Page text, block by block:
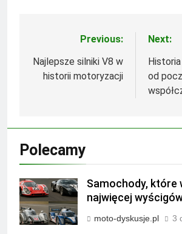
Nawigacja
wpisu
Previous:
Najlepsze silniki V8 w
historii motoryzacji
Next:
od
Polecamy
Samochody, które
najwięcej
moto-dyskusje.pl 3